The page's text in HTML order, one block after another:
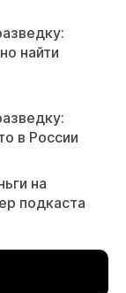
найти
в России
на
подкаста